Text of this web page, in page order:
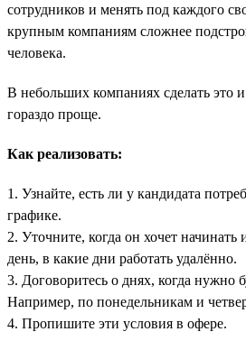
сотрудников и менять под каждого
крупным компаниям сложнее
человека.
В небольших компаниях сделать это
гораздо проще.
Как реализовать:
1. Узнайте, есть ли у кандидата
графике.
2. Уточните, когда он хочет начинать
день, в какие дни работать удалённо.
3. Договоритесь о днях, когда нужно
Например, по понедельникам и
4. Пропишите эти условия в офере.